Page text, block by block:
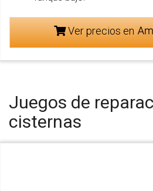
Ver precios en
Juegos de
cisternas